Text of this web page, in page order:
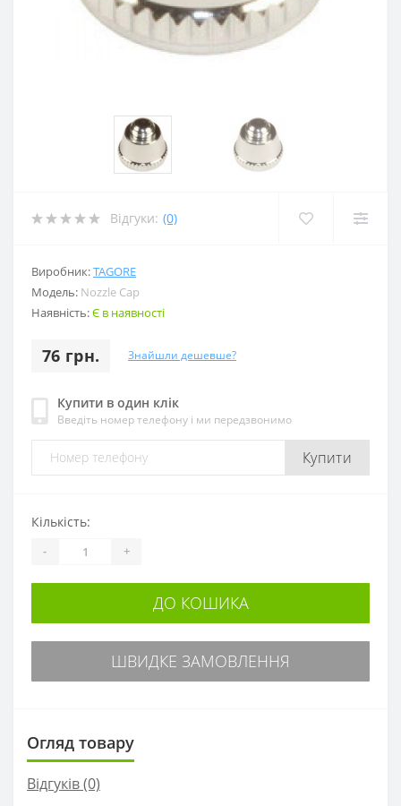
Відгуки: (0)
Виробник:TAGORE
Модель: Nozzle Cap
Наявність:Є в наявності
76 грн. Знайшли дешевше?
Купити в один клік
Введіть номер телефону і ми передзвонимо
Купити
Кількість:
- +
ДО КОШИКА
ШВИДКЕ ЗАМОВЛЕННЯ
Огляд товару
Відгуків (0)